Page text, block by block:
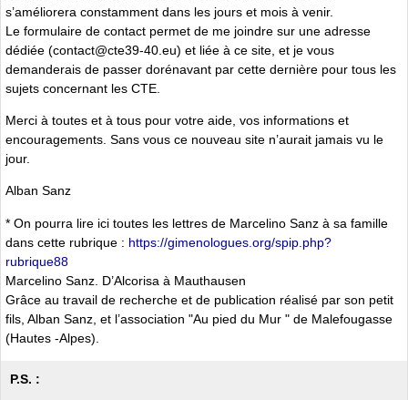
s’améliorera constamment dans les jours et mois à venir.
Le formulaire de contact permet de me joindre sur une adresse
dédiée (contact@cte39-40.eu) et liée à ce site, et je vous
demanderais de passer dorénavant par cette dernière pour tous les
sujets concernant les CTE.
Merci à toutes et à tous pour votre aide, vos informations et
encouragements. Sans vous ce nouveau site n’aurait jamais vu le
jour.
Alban Sanz
* On pourra lire ici toutes les lettres de Marcelino Sanz à sa famille
dans cette rubrique : https://gimenologues.org/spip.php?
rubrique88
Marcelino Sanz. D’Alcorisa à Mauthausen
Grâce au travail de recherche et de publication réalisé par son petit
fils, Alban Sanz, et l’association "Au pied du Mur " de Malefougasse
(Hautes -Alpes).
P.S. :